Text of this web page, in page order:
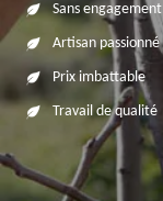
Sans engagement
Artisan passionné
Prix imbattable
Travail de qualité